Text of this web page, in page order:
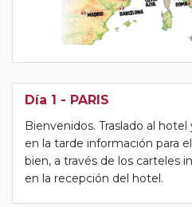
Día 1 - PARIS
Bienvenidos. Traslado al
en la tarde información para
bien, a través de los carteles
en la recepción del hotel.